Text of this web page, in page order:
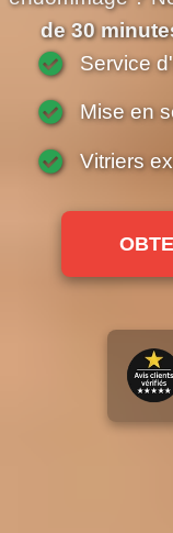
de 30
Service
Mise en
Vitriers